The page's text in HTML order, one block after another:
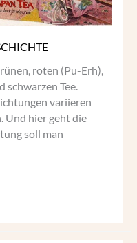
roten (Pu-Erh),
Tee.
variieren
Und hier geht die
soll man